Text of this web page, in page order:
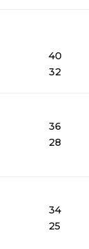
40
32
36
28
34
25